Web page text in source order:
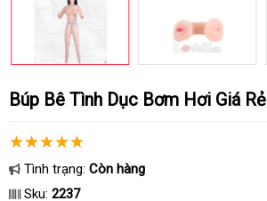
Búp Bê Tình Dục Bơm Hơi Giá Rẻ
Tình trạng: Còn hàng
Sku: 2237